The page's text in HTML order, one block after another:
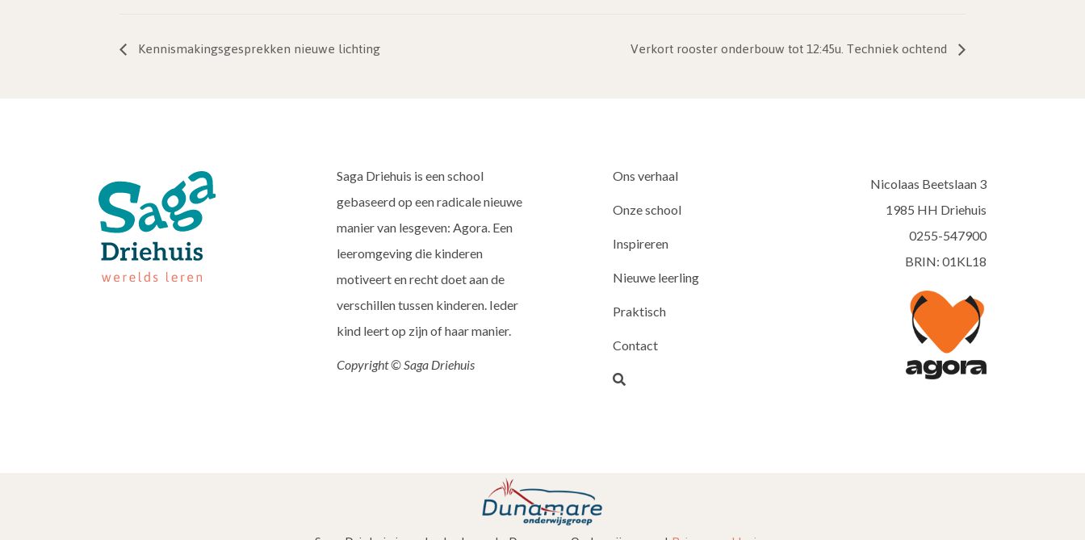
Kennismakingsgesprekken nieuwe lichting Verkort rooster onderbouw tot 12:45u. Techniek ochtend
Saga Driehuis is een school
gebaseerd op een radicale nieuwe
manier van lesgeven: Agora. Een
leeromgeving die kinderen
motiveert en recht doet aan de
verschillen tussen kinderen. Ieder
kind leert op zijn of haar manier.
Copyright © Saga Driehuis
Ons verhaal
Onze school
Inspireren
Nieuwe leerling
Praktisch
Contact
Nicolaas Beetslaan 3
1985 HH Driehuis
0255-547900
BRIN: 01KL18